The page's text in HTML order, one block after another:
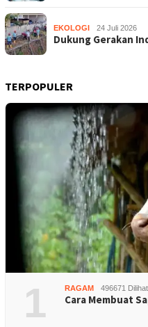
EKOLOGI 24 Juli 2026
Dukung Gerakan
TERPOPULER
1 RAGAM 496671 Dilihat
Cara Membuat